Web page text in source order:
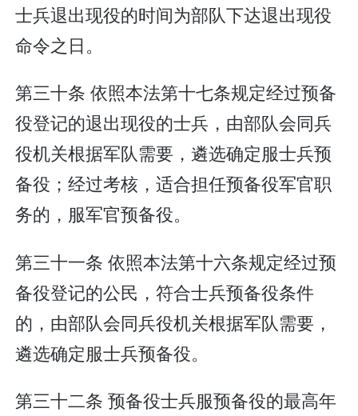
士兵退出现役的时间为部队下达退出现役
命令之日。
第三十条 依照本法第十七条规定经过预备
役登记的退出现役的士兵，由部队会同兵
役机关根据军队需要，遴选确定服士兵预
备役；经过考核，适合担任预备役军官职
务的，服军官预备役。
第三十一条 依照本法第十六条规定经过预
备役登记的公民，符合士兵预备役条件
的，由部队会同兵役机关根据军队需要，
遴选确定服士兵预备役。
第三十二条 预备役士兵服预备役的最高年